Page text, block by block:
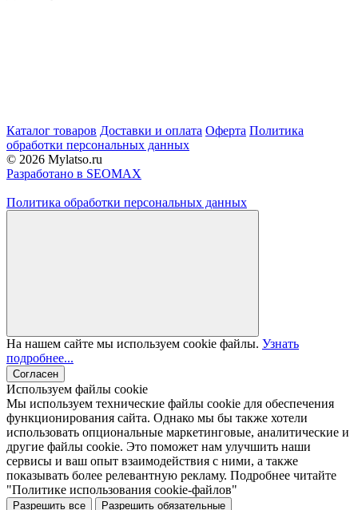
Каталог товаров Доставки и оплата Оферта Политика
обработки персональных данных
© 2026 Mylatso.ru
Разработано в SEOMAX
Политика обработки персональных данных
На нашем сайте мы используем cookie файлы. Узнать
подробнее...
Согласен
Используем файлы cookie
Мы используем технические файлы cookie для обеспечения
функционирования сайта. Однако мы бы также хотели
использовать опциональные маркетинговые, аналитические и
другие файлы cookie. Это поможет нам улучшить наши
сервисы и ваш опыт взаимодействия с ними, а также
показывать более релевантную рекламу. Подробнее читайте
"Политике использования cookie-файлов"
Разрешить все Разрешить обязательные